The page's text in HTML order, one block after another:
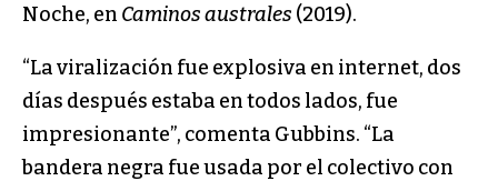
Noche, en Caminos australes (2019).
“La viralización fue explosiva en internet, dos
días después estaba en todos lados, fue
impresionante”, comenta Gubbins. “La
bandera negra fue usada por el colectivo con